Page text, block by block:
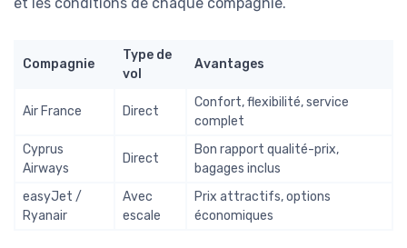
Compagnie
Type de
vol
Avantages
Air France Direct
Confort, flexibilité, service
complet
Cyprus
Airways
Direct
Bon rapport qualité-prix,
bagages inclus
easyJet /
Ryanair
Avec
escale
Prix attractifs, options
économiques